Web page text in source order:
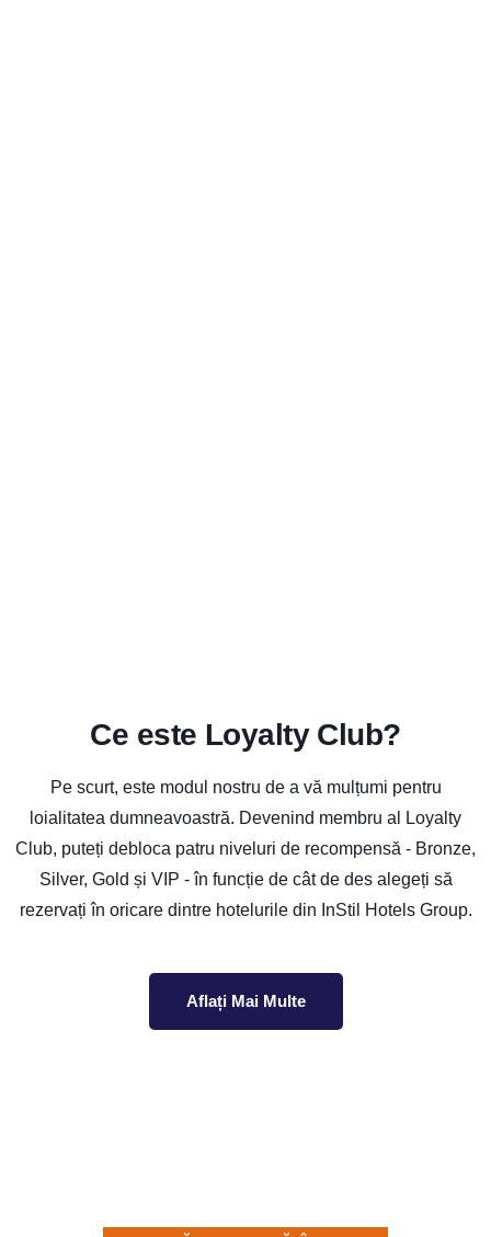
Ce este Loyalty Club?
Pe scurt, este modul nostru de a vă mulțumi pentru
loialitatea dumneavoastră. Devenind membru al Loyalty
Club, puteți debloca patru niveluri de recompensă - Bronze,
Silver, Gold și VIP - în funcție de cât de des alegeți să
rezervați în oricare dintre hotelurile din InStil Hotels Group.
Aflați Mai Multe